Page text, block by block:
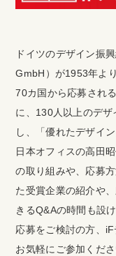
ドイツのデザイン振
GmbH）が1953年よ
70カ国から応募され
に、130人以上のデ
し、「優れたデザイ
日本オフィスの高田
の取り組みや、応募
た受賞企業の紹介や
きるQ&Aの時間も設け
応募をご検討の方、
お気軽にご参加くださ